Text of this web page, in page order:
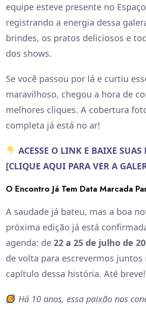
equipe esteve presente no
registrando a energia dessa
brindes, os pratos deliciosos e
dos shows.
Se você passou por lá e curtiu
maravilhoso, chegou a hora de
melhores cliques. A cobertura
completa já está no ar!
ACESSE O LINK E BAIXE SUAS
[CLIQUE AQUI PARA VER A
O Encontro Já Tem Data Marcada
A saudade já bateu, mas a boa
próxima edição já está
agenda: de 22 a 25 de julho de
de volta para escrevermos
capítulo dessa história. Até breve!
Há 10 anos, essa paixão nos